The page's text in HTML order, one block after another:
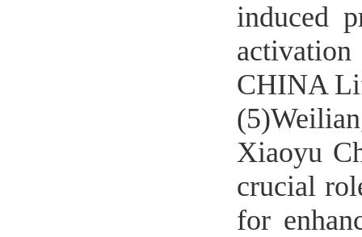
induced
CHINA
Xiaoyu
crucial
for